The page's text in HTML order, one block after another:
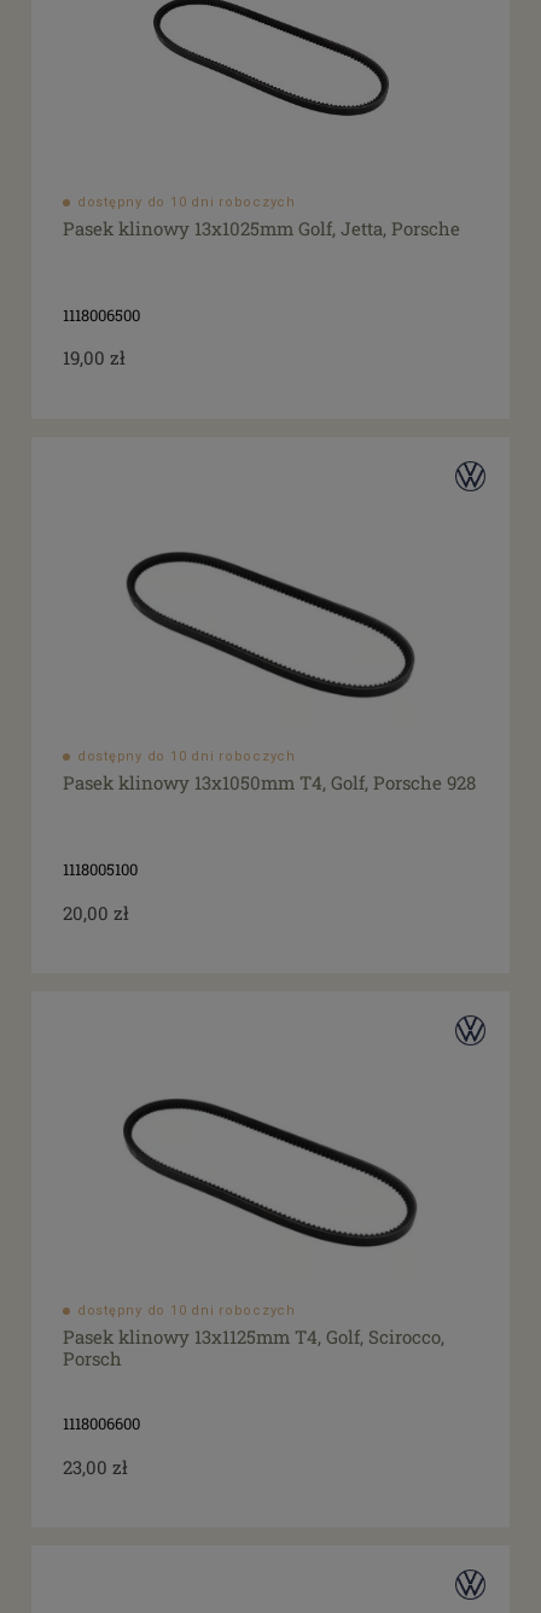
dostępny do 10 dni roboczych
Pasek klinowy 13x1025mm Golf, Jetta, Porsche
1118006500
19,00 zł
dostępny do 10 dni roboczych
Pasek klinowy 13x1050mm T4, Golf, Porsche 928
1118005100
20,00 zł
dostępny do 10 dni roboczych
Pasek klinowy 13x1125mm T4, Golf, Scirocco,
Porsch
1118006600
23,00 zł